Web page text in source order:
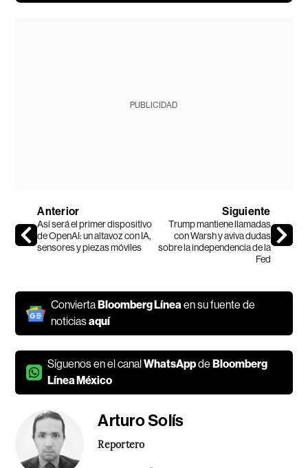
PUBLICIDAD
Anterior
Así será el primer dispositivo
de OpenAI: un altavoz con IA,
sensores y piezas móviles
Siguiente
Trump mantiene llamadas
con Warsh y aviva dudas
sobre la independencia de la
Fed
Convierta Bloomberg Líneaen su fuente de
noticiasaquí
Síguenos en el canalWhatsAppde Bloomberg
Línea México
Arturo Solís
Reportero